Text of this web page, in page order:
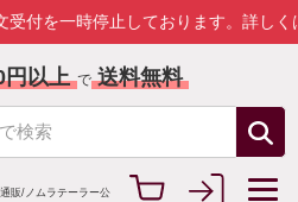
時停止しております。 詳しくはこちら
円以上 で 送料無料
販/ ノムラテーラー公